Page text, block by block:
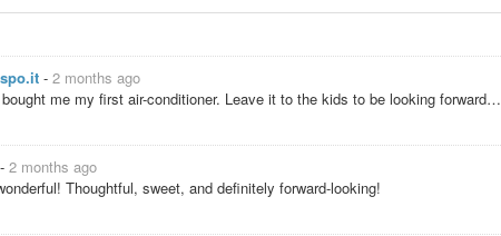
- 2 months ago
me my first air-conditioner. Leave it to the kids to be looking forward…
- 2 months ago
Thoughtful, sweet, and definitely forward-looking!